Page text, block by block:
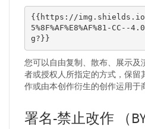
{{https://img.shields.io/
5%8F%AF%E8%AF%81-
g?}}
您可以自由复制、散布、展示及
者或授权人所指定的方式，保留
作或由本创作衍生的创作运用于
署名-禁止改作 （